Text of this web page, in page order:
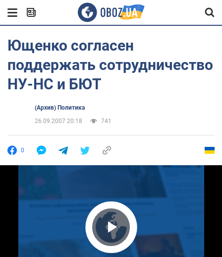
Ющенко согласен
поддержать сотрудничество
НУ-НС и БЮТ
(Архив) Политика
26.09.2007 20:18
741
0
Play Video